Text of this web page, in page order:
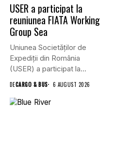
USER a participat la
reuniunea FIATA Working
Group Sea
Uniunea Societăților de
Expediții din România
(USER) a participat la
DECARGO & BUS 6 AUGUST 2026